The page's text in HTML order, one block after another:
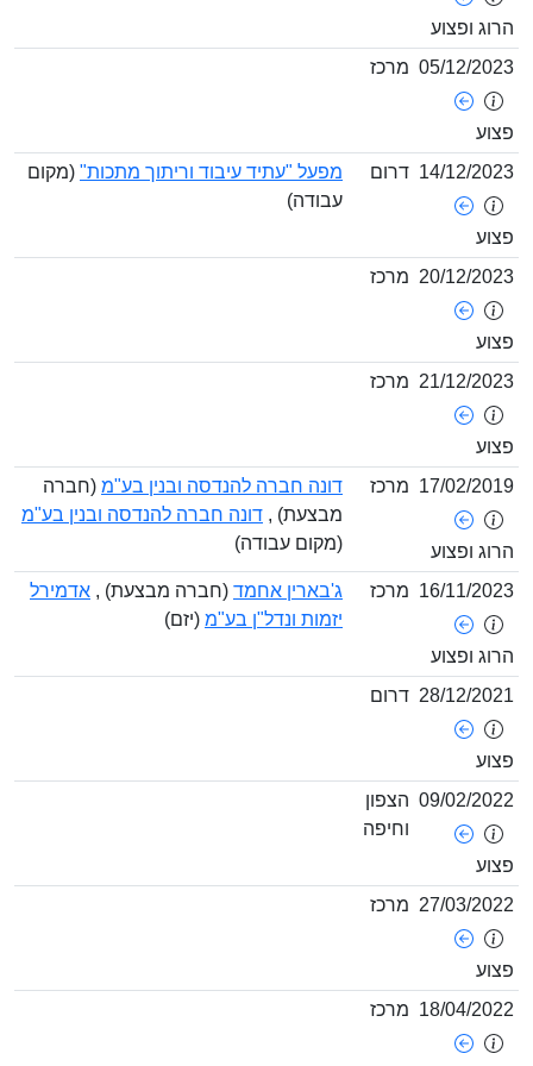
ופצוע
05/12/ מרכז
14/12/ דרום מפעל "עתיד עיבוד וריתוך מתכות"(מקום
עבודה)
20/12/ מרכז
21/12/ מרכז
17/02/
ופצוע
מרכז דונה חברה להנדסה ובנין בע"מ(חברה
מבצעת) ,דונה חברה להנדסה ובנין בע"מ
(מקום עבודה)
16/11/
ופצוע
מרכז ג'בארין אחמד(חברה מבצעת) ,אדמירל
יזמות ונדל"ן בע"מ(יזם)
28/12/ דרום
09/02/ הצפון
וחיפה
27/03/ מרכז
18/04/ מרכז